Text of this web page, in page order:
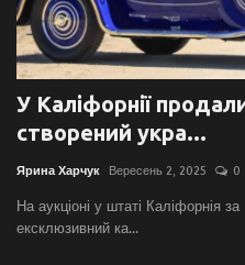
У Каліфорнії
створений укра...
Ярина Харчук Вересень 2, 2025 0
На аукціоні у штаті Каліфорнія
ексклюзивний ка...